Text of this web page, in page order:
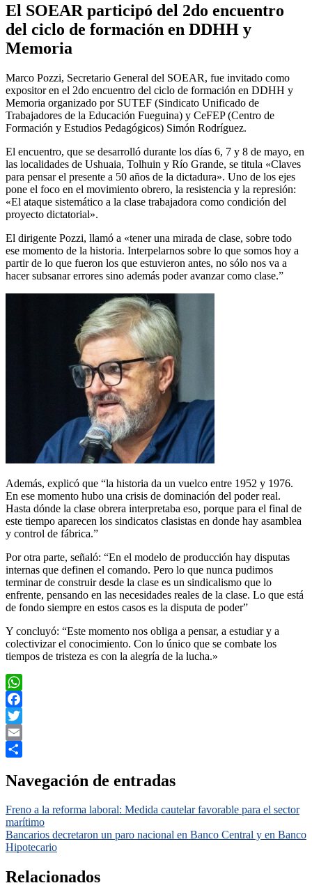
El SOEAR participó del 2do encuentro
del ciclo de formación en DDHH y
Memoria
Marco Pozzi, Secretario General del SOEAR, fue invitado como
expositor en el 2do encuentro del ciclo de formación en DDHH y
Memoria organizado por SUTEF (Sindicato Unificado de
Trabajadores de la Educación Fueguina) y CeFEP (Centro de
Formación y Estudios Pedagógicos) Simón Rodríguez.
El encuentro, que se desarrolló durante los días 6, 7 y 8 de mayo, en
las localidades de Ushuaia, Tolhuin y Río Grande, se titula «Claves
para pensar el presente a 50 años de la dictadura». Uno de los ejes
pone el foco en el movimiento obrero, la resistencia y la represión:
«El ataque sistemático a la clase trabajadora como condición del
proyecto dictatorial».
El dirigente Pozzi, llamó a «tener una mirada de clase, sobre todo
ese momento de la historia. Interpelarnos sobre lo que somos hoy a
partir de lo que fueron los que estuvieron antes, no sólo nos va a
hacer subsanar errores sino además poder avanzar como clase.”
Además, explicó que “la historia da un vuelco entre 1952 y 1976.
En ese momento hubo una crisis de dominación del poder real.
Hasta dónde la clase obrera interpretaba eso, porque para el final de
este tiempo aparecen los sindicatos clasistas en donde hay asamblea
y control de fábrica.”
Por otra parte, señaló: “En el modelo de producción hay disputas
internas que definen el comando. Pero lo que nunca pudimos
terminar de construir desde la clase es un sindicalismo que lo
enfrente, pensando en las necesidades reales de la clase. Lo que está
de fondo siempre en estos casos es la disputa de poder”
Y concluyó: “Este momento nos obliga a pensar, a estudiar y a
colectivizar el conocimiento. Con lo único que se combate los
tiempos de tristeza es con la alegría de la lucha.»
WhatsApp
Facebook
Twitter
Email
Navegación de entradas
Freno a la reforma laboral: Medida cautelar favorable para el sector
marítimo
Bancarios decretaron un paro nacional en Banco Central y en Banco
Hipotecario
Relacionados